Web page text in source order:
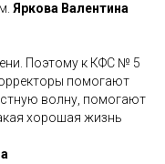
Яркова Валентина
Поэтому к КФС № 5
помогают
волну, помогают
хорошая жизнь